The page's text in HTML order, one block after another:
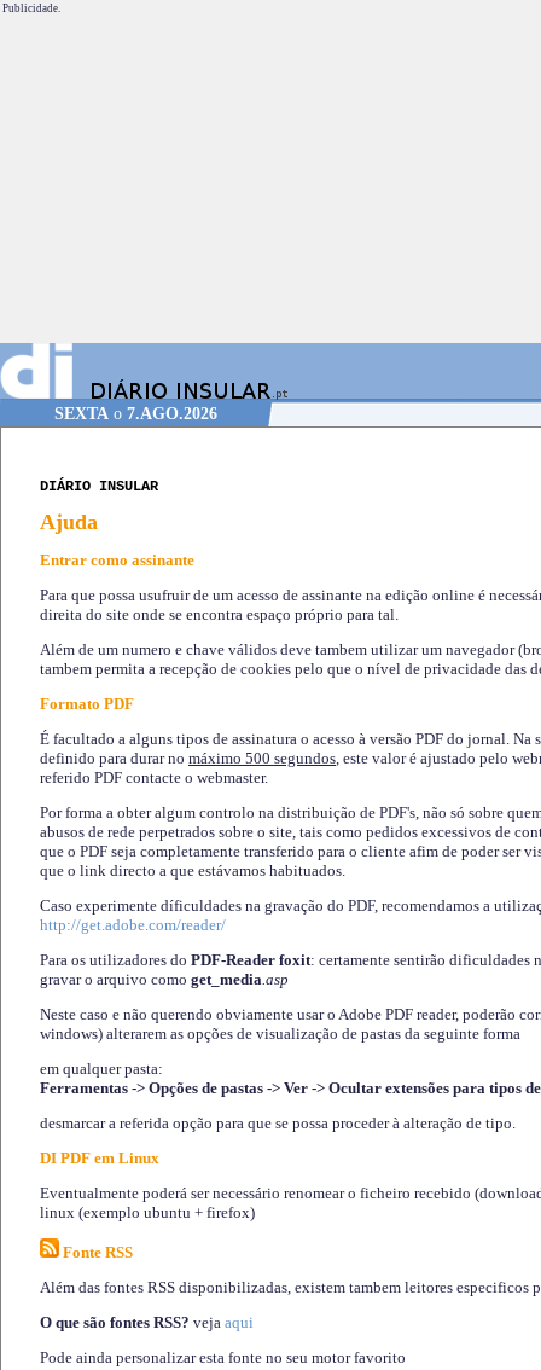
Publicidade.
SEXTA o 7.AGO.2026
DIÁRIO INSULAR
Ajuda
Entrar como assinante
Para que possa usufruir de um acesso de assinante na edição online é
direita do site onde se encontra espaço próprio para tal.
Além de um numero e chave válidos deve tambem utilizar um navegador
tambem permita a recepção de cookies pelo que o nível de privacidade das
Formato PDF
É facultado a alguns tipos de assinatura o acesso à versão PDF do jornal. Na
definido para durar no máximo 500 segundos, este valor é ajustado pelo
referido PDF contacte o webmaster.
Por forma a obter algum controlo na distribuição de PDF's, não só sobre
abusos de rede perpetrados sobre o site, tais como pedidos excessivos de
que o PDF seja completamente transferido para o cliente afim de poder ser
que o link directo a que estávamos habituados.
Caso experimente díficuldades na gravação do PDF, recomendamos a
http://get.adobe.com/reader/
Para os utilizadores do PDF-Reader foxit: certamente sentirão dificuldades
gravar o arquivo como get_media.asp
Neste caso e não querendo obviamente usar o Adobe PDF reader, poderão
windows) alterarem as opções de visualização de pastas da seguinte forma
em qualquer pasta:
Ferramentas -> Opções de pastas -> Ver -> Ocultar extensões para tipos
desmarcar a referida opção para que se possa proceder à alteração de tipo.
DI PDF em Linux
Eventualmente poderá ser necessário renomear o ficheiro recebido
linux (exemplo ubuntu + firefox)
Fonte RSS
Além das fontes RSS disponibilizadas, existem tambem leitores especificos
O que são fontes RSS? veja aqui
Pode ainda personalizar esta fonte no seu motor favorito